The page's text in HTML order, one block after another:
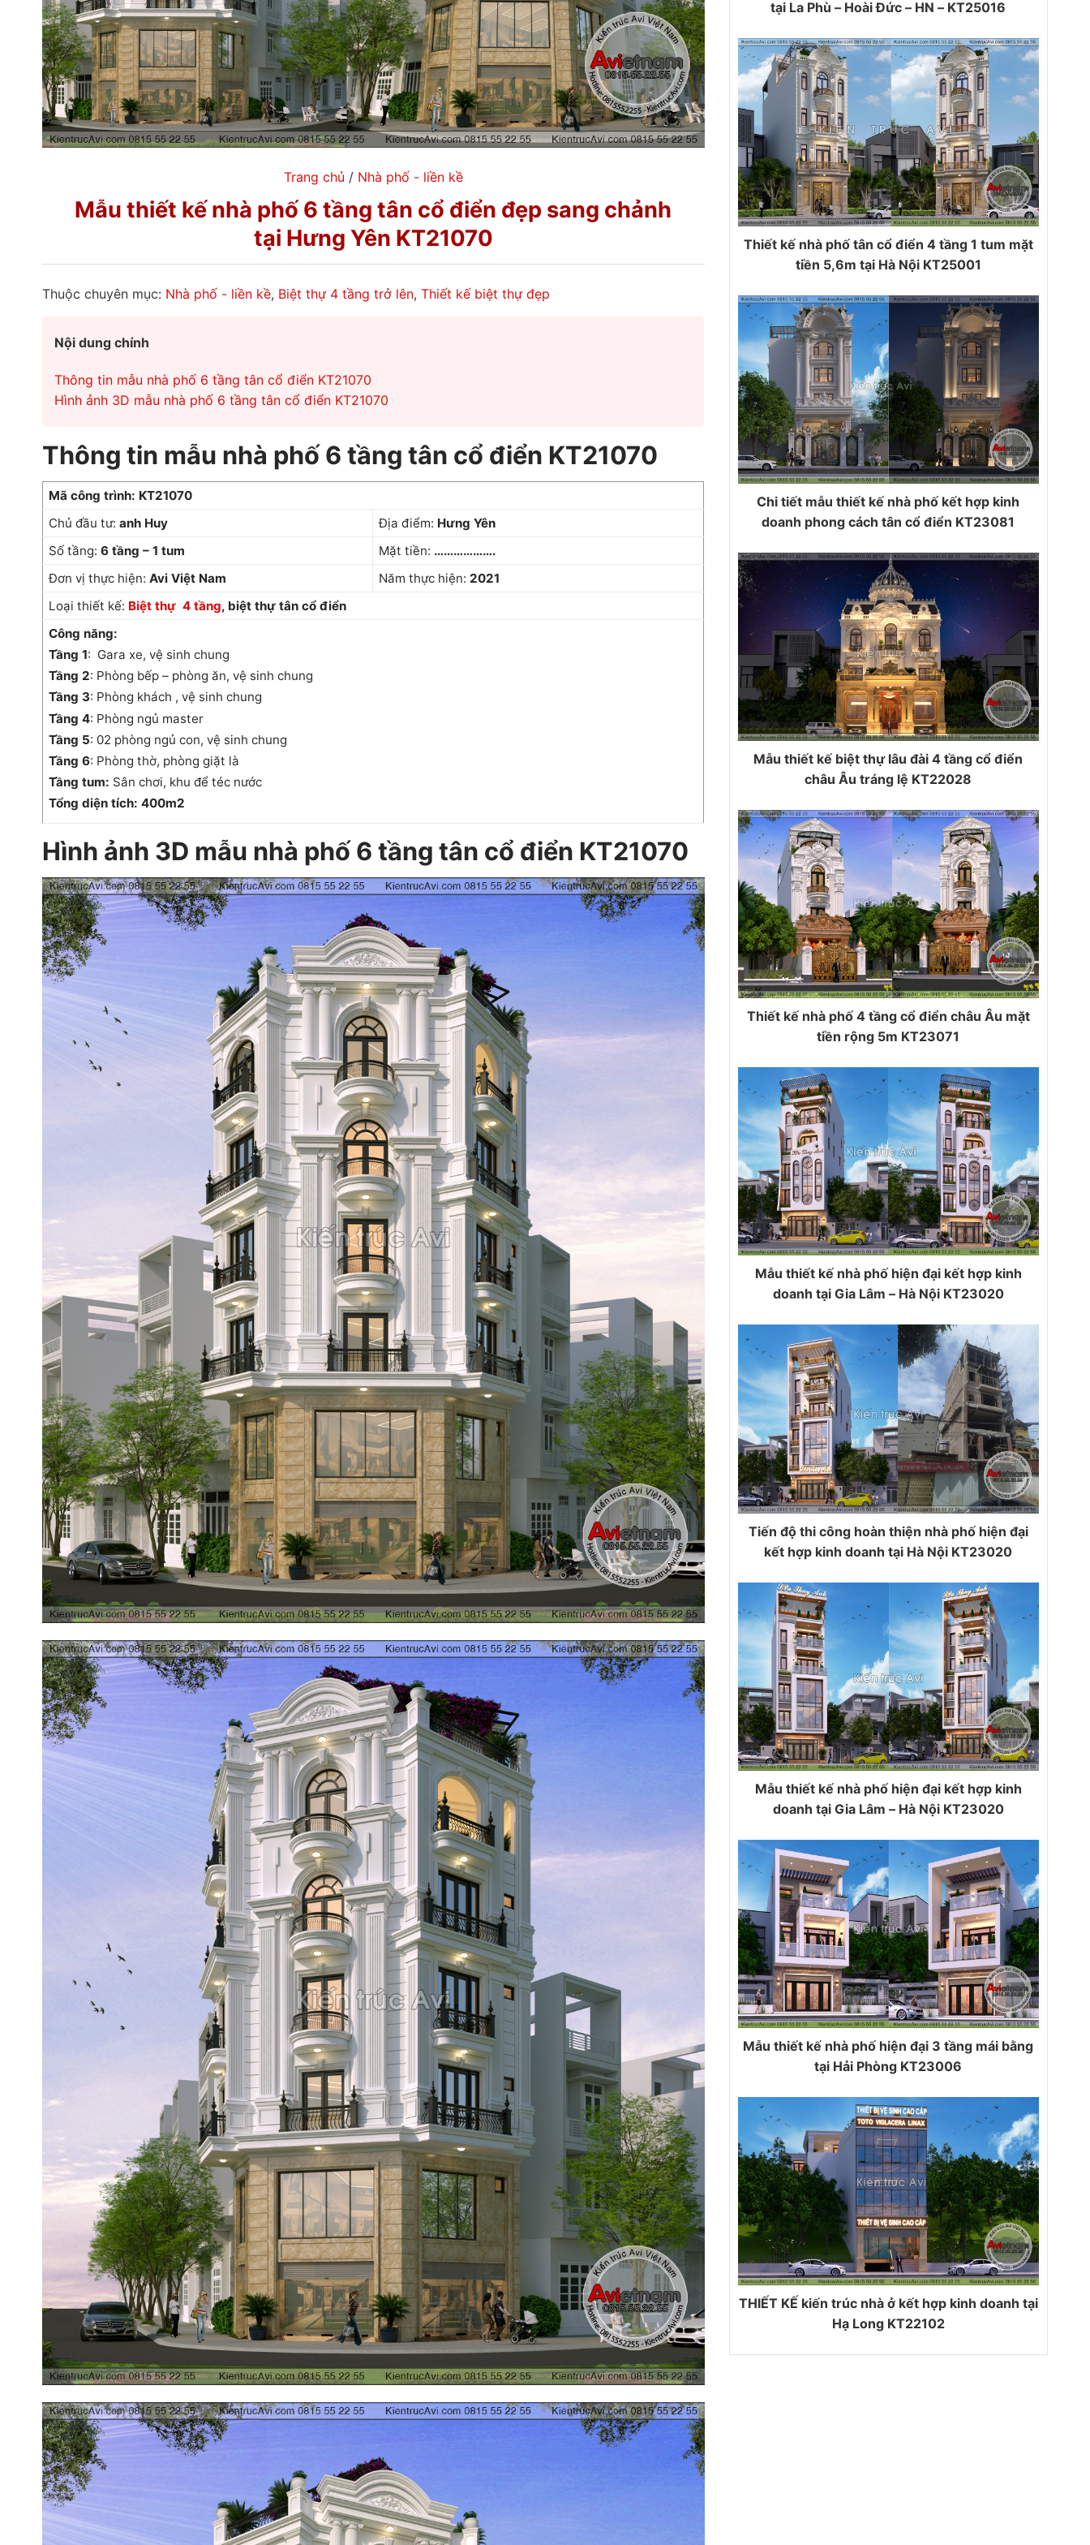
Trang chủ / Nhà phố - liền kề
Mẫu thiết kế nhà phố 6 tầng tân cổ điển đẹp sang chảnh
tại Hưng Yên KT21070
Thuộc chuyên mục: Nhà phố - liền kề, Biệt thự 4 tầng trở lên, Thiết kế biệt thự đẹp
Nội dung chính
Thông tin mẫu nhà phố 6 tầng tân cổ điển KT21070
Hình ảnh 3D mẫu nhà phố 6 tầng tân cổ điển KT21070
Thông tin mẫu nhà phố 6 tầng tân cổ điển KT21070
Mã công trình: KT21070
Chủ đầu tư: anh Huy Địa điểm: Hưng Yên
Số tầng: 6 tầng – 1 tum Mặt tiền: ……………….
Đơn vị thực hiện: Avi Việt Nam Năm thực hiện: 2021
Loại thiết kế: Biệt thự 4 tầng, biệt thự tân cổ điển
Công năng:
Tầng 1: Gara xe, vệ sinh chung
Tầng 2: Phòng bếp – phòng ăn, vệ sinh chung
Tầng 3: Phòng khách , vệ sinh chung
Tầng 4: Phòng ngủ master
Tầng 5: 02 phòng ngủ con, vệ sinh chung
Tầng 6: Phòng thờ, phòng giặt là
Tầng tum: Sân chơi, khu để téc nước
Tổng diện tích: 400m2
Hình ảnh 3D mẫu nhà phố 6 tầng tân cổ điển KT21070
tại La Phù – Hoài Đức – HN – KT25016
Thiết kế nhà phố tân cổ điển 4 tầng 1 tum mặt
tiền 5,6m tại Hà Nội KT25001
Chi tiết mẫu thiết kế nhà phố kết hợp kinh
doanh phong cách tân cổ điển KT23081
Mẫu thiết kế biệt thự lâu đài 4 tầng cổ điển
châu Âu tráng lệ KT22028
Thiết kế nhà phố 4 tầng cổ điển châu Âu mặt
tiền rộng 5m KT23071
Mẫu thiết kế nhà phố hiện đại kết hợp kinh
doanh tại Gia Lâm – Hà Nội KT23020
Tiến độ thi công hoàn thiện nhà phố hiện đại
kết hợp kinh doanh tại Hà Nội KT23020
Mẫu thiết kế nhà phố hiện đại kết hợp kinh
doanh tại Gia Lâm – Hà Nội KT23020
Mẫu thiết kế nhà phố hiện đại 3 tầng mái bằng
tại Hải Phòng KT23006
THIẾT KẾ kiến trúc nhà ở kết hợp kinh doanh tại
Hạ Long KT22102